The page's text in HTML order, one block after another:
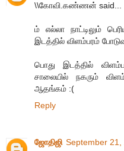
\\கோவி.கண்ணன் said...
ம் எல்லா நாட்டிலும்
இடத்தில் விளம்பரம்
பொது இடத்தில்
சாலையில் நகரும்
ஆதங்கம் :(
Reply
ஜோதிஜி September 21,